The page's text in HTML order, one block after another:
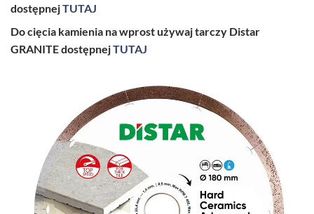
dostępnejTUTAJ
Do cięcia kamienia na wprost używaj tarczy Distar
GRANITE dostępnejTUTAJ